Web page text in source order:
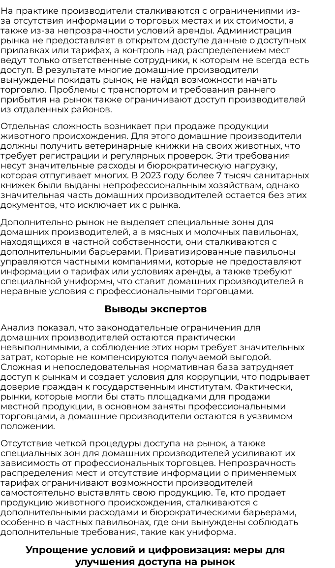
На практике производители сталкиваются с ограничениями из-
за отсутствия информации о торговых местах и их стоимости, а
также из-за непрозрачности условий аренды. Администрация
рынка не предоставляет в открытом доступе данные о доступных
прилавках или тарифах, а контроль над распределением мест
ведут только ответственные сотрудники, к которым не всегда есть
доступ. В результате многие домашние производители
вынуждены покидать рынок, не найдя возможности начать
торговлю. Проблемы с транспортом и требования раннего
прибытия на рынок также ограничивают доступ производителей
из отдаленных районов.
Отдельная сложность возникает при продаже продукции
животного происхождения. Для этого домашние производители
должны получить ветеринарные книжки на своих животных, что
требует регистрации и регулярных проверок. Эти требования
несут значительные расходы и бюрократическую нагрузку,
которая отпугивает многих. В 2023 году более 7 тысяч санитарных
книжек были выданы непрофессиональным хозяйствам, однако
значительная часть домашних производителей остается без этих
документов, что исключает их с рынка.
Дополнительно рынок не выделяет специальные зоны для
домашних производителей, а в мясных и молочных павильонах,
находящихся в частной собственности, они сталкиваются с
дополнительными барьерами. Приватизированные павильоны
управляются частными компаниями, которые не предоставляют
информации о тарифах или условиях аренды, а также требуют
специальной униформы, что ставит домашних производителей в
неравные условия с профессиональными торговцами.
Выводы экспертов
Анализ показал, что законодательные ограничения для
домашних производителей остаются практически
невыполнимыми, а соблюдение этих норм требует значительных
затрат, которые не компенсируются получаемой выгодой.
Сложная и непоследовательная нормативная база затрудняет
доступ к рынкам и создает условия для коррупции, что подрывает
доверие граждан к государственным институтам. Фактически,
рынки, которые могли бы стать площадками для продажи
местной продукции, в основном заняты профессиональными
торговцами, а домашние производители остаются в уязвимом
положении.
Отсутствие четкой процедуры доступа на рынок, а также
специальных зон для домашних производителей усиливают их
зависимость от профессиональных торговцев. Непрозрачность
распределения мест и отсутствие информации о применяемых
тарифах ограничивают возможности производителей
самостоятельно выставлять свою продукцию. Те, кто продает
продукцию животного происхождения, сталкиваются с
дополнительными расходами и бюрократическими барьерами,
особенно в частных павильонах, где они вынуждены соблюдать
дополнительные требования, такие как униформа.
Упрощение условий и цифровизация: меры для
улучшения доступа на рынок